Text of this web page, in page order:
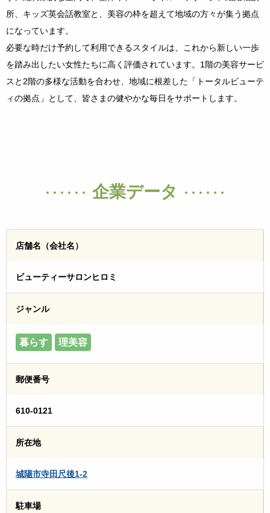
所、キッズ英会話教室と、美容の枠を超えて地域の方々が集う拠点
になっています。
必要な時だけ予約して利用できるスタイルは、これから新しい一歩
を踏み出したい女性たちに高く評価されています。1階の美容サービ
スと2階の多様な活動を合わせ、地域に根差した「トータルビューテ
ィの拠点」として、皆さまの健やかな毎日をサポートします。
企業データ
店舗名（会社名）
ビューティーサロンヒロミ
ジャンル
暮らす 理美容
郵便番号
610-0121
所在地
城陽市寺田尺後1-2
駐車場